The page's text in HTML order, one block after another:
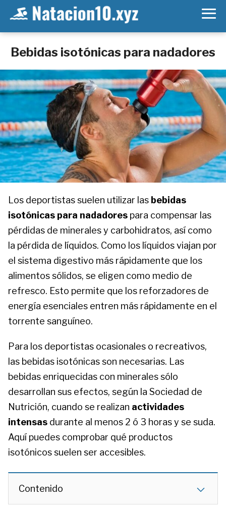
Bebidas isotónicas para nadadores
Los deportistas suelen utilizar las bebidas
isotónicas para nadadores para compensar las
pérdidas de minerales y carbohidratos, así como
la pérdida de líquidos. Como los líquidos viajan por
el sistema digestivo más rápidamente que los
alimentos sólidos, se eligen como medio de
refresco. Esto permite que los reforzadores de
energía esenciales entren más rápidamente en el
torrente sanguíneo.
Para los deportistas ocasionales o recreativos,
las bebidas isotónicas son necesarias. Las
bebidas enriquecidas con minerales sólo
desarrollan sus efectos, según la Sociedad de
Nutrición, cuando se realizan actividades
intensas durante al menos 2 ó 3 horas y se suda.
Aquí puedes comprobar qué productos
isotónicos suelen ser accesibles.
Contenido